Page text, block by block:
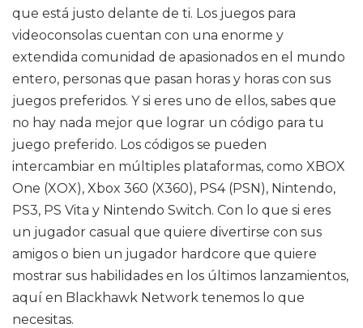
que está justo delante de ti. Los juegos para
videoconsolas cuentan con una enorme y
extendida comunidad de apasionados en el mundo
entero, personas que pasan horas y horas con sus
juegos preferidos. Y si eres uno de ellos, sabes que
no hay nada mejor que lograr un código para tu
juego preferido. Los códigos se pueden
intercambiar en múltiples plataformas, como XBOX
One (XOX), Xbox 360 (X360), PS4 (PSN), Nintendo,
PS3, PS Vita y Nintendo Switch. Con lo que si eres
un jugador casual que quiere divertirse con sus
amigos o bien un jugador hardcore que quiere
mostrar sus habilidades en los últimos lanzamientos,
aquí en Blackhawk Network tenemos lo que
necesitas.